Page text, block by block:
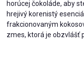
horúcej čokoláde, aby
hrejivý korenistý
frakcionovaným
zmes, ktorá je obzvlášť